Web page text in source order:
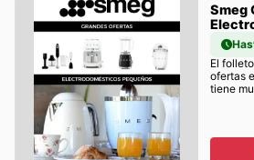
Smeg
El
ofertas
tiene